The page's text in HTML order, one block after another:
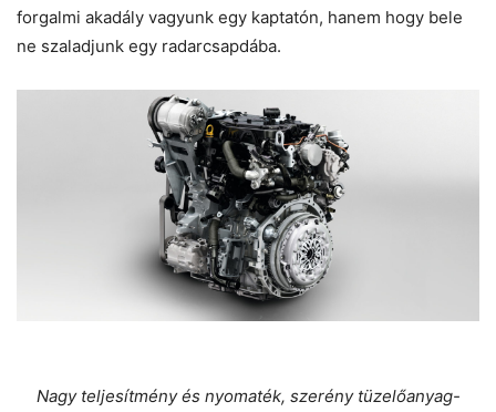
forgalmi akadály vagyunk egy kaptatón, hanem hogy bele
ne szaladjunk egy radarcsapdába.
Nagy teljesítmény és nyomaték, szerény tüzelőanyag-